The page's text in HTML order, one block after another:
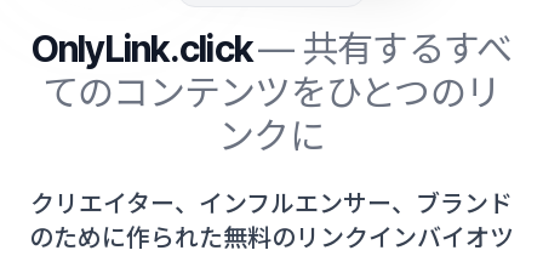
OnlyLink.click— 共有するすべ
てのコンテンツをひとつのリ
ンクに
クリエイター、インフルエンサー、ブランド
のために作られた無料のリンクインバイオツ